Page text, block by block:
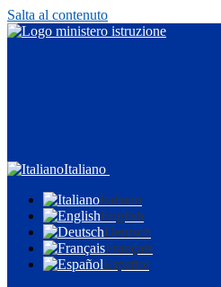
Salta al contenuto
Italiano
Italiano
English
Deutsch
Français
Español